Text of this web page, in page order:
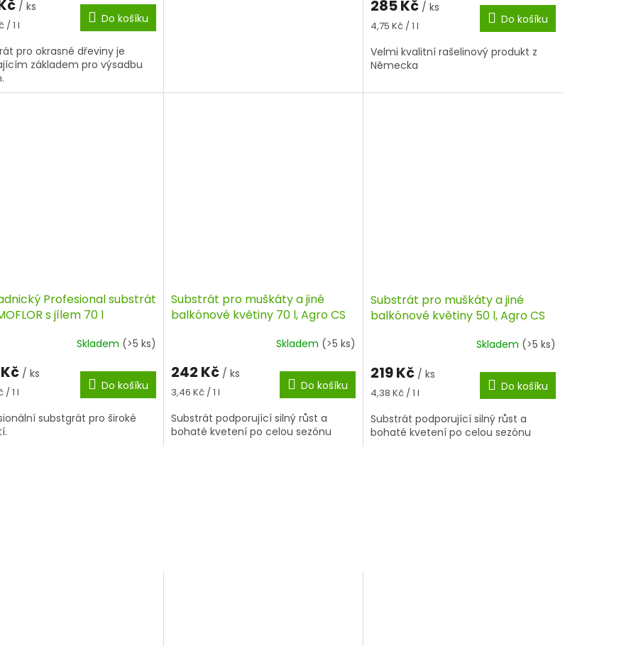
/ ks
/ 1 l Do košíku
pro okrasné dřeviny je
základem pro výsadbu
285 Kč / ks
Měrná
4,75 Kč / 1 l Do košíku
Velmi kvalitní rašelinový produkt z
Německa
Profesional substrát
s jílem 70 l
Skladem (>5 ks)
/ ks
/ 1 l Do košíku
substgrát pro široké
Substrát pro muškáty a jiné
balkónové květiny 70 l, Agro CS
Skladem (>5 ks)
242 Kč / ks
Měrná
3,46 Kč / 1 l Do košíku
Substrát podporující silný růst a
bohaté kvetení po celou sezónu
Substrát pro muškáty a jiné
balkónové květiny 50 l, Agro CS
Skladem (>5 ks)
219 Kč / ks
Měrná
4,38 Kč / 1 l Do košíku
Substrát podporující silný růst a
bohaté kvetení po celou sezónu